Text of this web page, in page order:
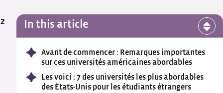
In this article
Avant de commencer : Remarques importantes
sur ces universités américaines abordables
Les voici : 7 des universités les plus abordables
des États-Unis pour les étudiants étrangers